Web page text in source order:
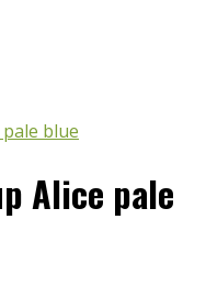
Alice pale